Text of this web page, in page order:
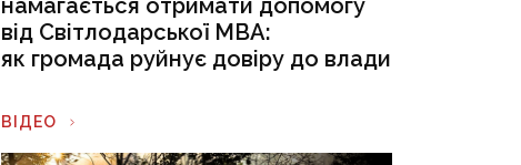
намагається отримати допомогу
від Світлодарської МВА:
як громада руйнує довіру до влади
ВІДЕО